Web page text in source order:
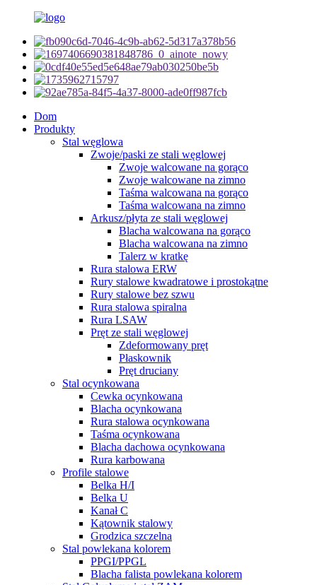
Dom
Produkty
Stal węglowa
Zwoje/paski ze stali węglowej
Zwoje walcowane na gorąco
Zwoje walcowane na zimno
Taśma walcowana na gorąco
Taśma walcowana na zimno
Arkusz/płyta ze stali węglowej
Blacha walcowana na gorąco
Blacha walcowana na zimno
Talerz w kratkę
Rura stalowa ERW
Rury stalowe kwadratowe i prostokątne
Rury stalowe bez szwu
Rura stalowa spiralna
Rura LSAW
Pręt ze stali węglowej
Zdeformowany pręt
Płaskownik
Pręt druciany
Stal ocynkowana
Cewka ocynkowana
Blacha ocynkowana
Rura stalowa ocynkowana
Taśma ocynkowana
Blacha dachowa ocynkowana
Rura karbowana
Profile stalowe
Belka H/I
Belka U
Kanał C
Kątownik stalowy
Grodzica szczelna
Stal powlekana kolorem
PPGI/PPGL
Blacha falista powlekana kolorem